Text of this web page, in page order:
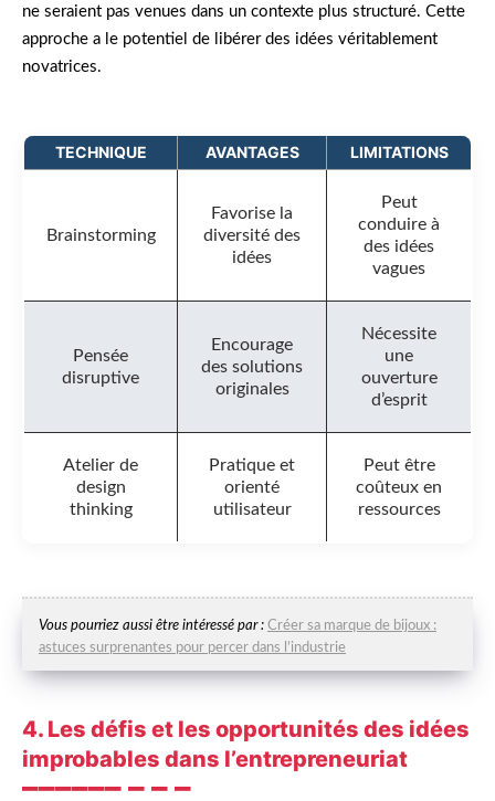
ne seraient pas venues dans un contexte plus structuré. Cette
approche a le potentiel de libérer des idées véritablement
novatrices.
TECHNIQUE AVANTAGES LIMITATIONS
Brainstorming
Favorise la
diversité des
idées
Peut
conduire à
des idées
vagues
Pensée
disruptive
Encourage
des solutions
originales
Nécessite
une
ouverture
d’esprit
Atelier de
design
thinking
Pratique et
orienté
utilisateur
Peut être
coûteux en
ressources
Vous pourriez aussi être intéressé par : Créer sa marque de bijoux :
astuces surprenantes pour percer dans l’industrie
4. Les défis et les opportunités des idées
improbables dans l’entrepreneuriat